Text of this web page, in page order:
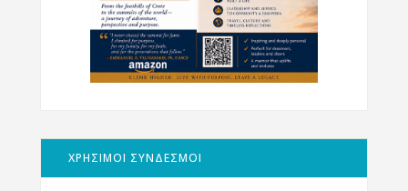
ΧΡΗΣΙΜΟΙ ΣΥΝΔΕΣΜΟΙ